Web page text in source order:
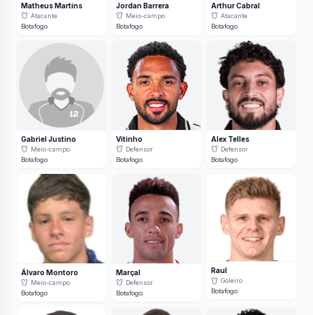
Matheus Martins
Atacante
Botafogo
Jordan Barrera
Meio-campo
Botafogo
Arthur Cabral
Atacante
Botafogo
Gabriel Justino
Meio-campo
Botafogo
Vitinho
Defensor
Botafogo
Alex Telles
Defensor
Botafogo
Álvaro Montoro
Meio-campo
Botafogo
Marçal
Defensor
Botafogo
Raul
Goleiro
Botafogo